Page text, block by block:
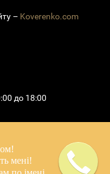
– Koverenko.com
до 18:00
мені!